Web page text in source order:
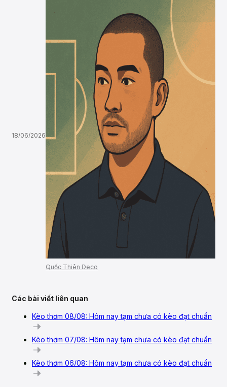
18/06/2026
Quốc Thiên Deco
Các bài viết liên quan
Kèo thơm 08/08: Hôm nay tạm chưa có kèo đạt chuẩn
Kèo thơm 07/08: Hôm nay tạm chưa có kèo đạt chuẩn
Kèo thơm 06/08: Hôm nay tạm chưa có kèo đạt chuẩn